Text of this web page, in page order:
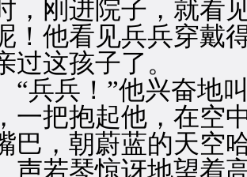
，刚进院子，就看
！他看见兵兵穿戴
过这孩子了。
兵！”他兴奋地叫
一把抱起他，在空
巴，朝蔚蓝的天空
若琴惊讶地望着高